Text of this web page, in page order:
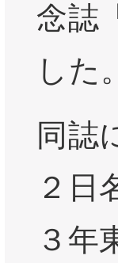
念誌
した。
同誌
２日
３年